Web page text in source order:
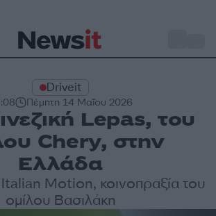
Driveit
Πέμπτη 14 Μαΐου 2026
Lepas, του
Chery, στην
Ελλάδα
Motion, κοινοπραξία του
ομίλου Βασιλάκη